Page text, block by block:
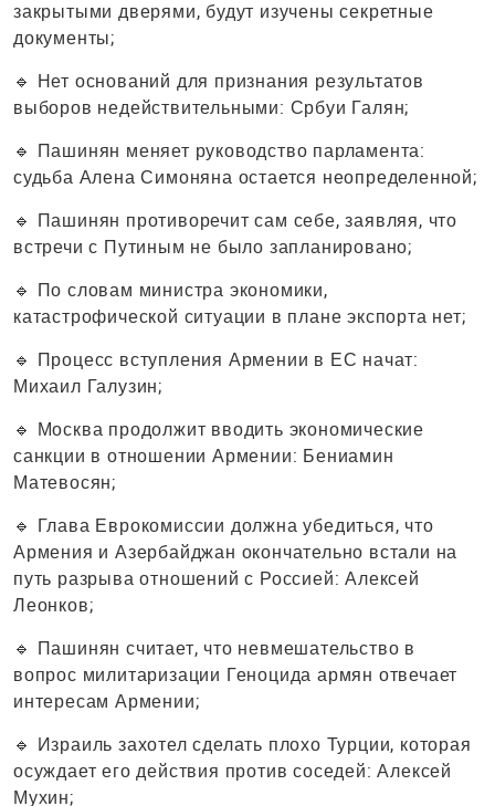
закрытыми дверями, будут изучены секретные
документы;
🔹 Нет оснований для признания результатов
выборов недействительными: Србуи Галян;
🔹 Пашинян меняет руководство парламента:
судьба Алена Симоняна остается неопределенной;
🔹 Пашинян противоречит сам себе, заявляя, что
встречи с Путиным не было запланировано;
🔹 По словам министра экономики,
катастрофической ситуации в плане экспорта нет;
🔹 Процесс вступления Армении в ЕС начат:
Михаил Галузин;
🔹 Москва продолжит вводить экономические
санкции в отношении Армении: Бениамин
Матевосян;
🔹 Глава Еврокомиссии должна убедиться, что
Армения и Азербайджан окончательно встали на
путь разрыва отношений с Россией: Алексей
Леонков;
🔹 Пашинян считает, что невмешательство в
вопрос милитаризации Геноцида армян отвечает
интересам Армении;
🔹 Израиль захотел сделать плохо Турции, которая
осуждает его действия против соседей: Алексей
Мухин;